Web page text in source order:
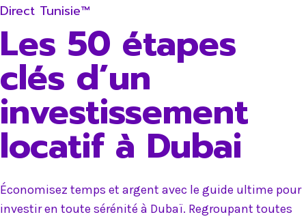
Direct Tunisie™
Les 50 étapes
clés d’un
investissement
locatif à Dubai
Économisez temps et argent avec le guide ultime pour
investir en toute sérénité à Dubaï. Regroupant toutes